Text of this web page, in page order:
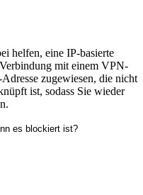
helfen, eine IP-basierte
mit einem VPN-
zugewiesen, die nicht
ist, sodass Sie wieder
es blockiert ist?